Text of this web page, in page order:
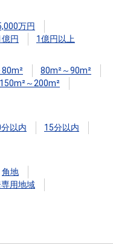
万円
円
1億円以上
80m²
80m²～90m²
150m²～200m²
以内
15分以内
角地
用地域